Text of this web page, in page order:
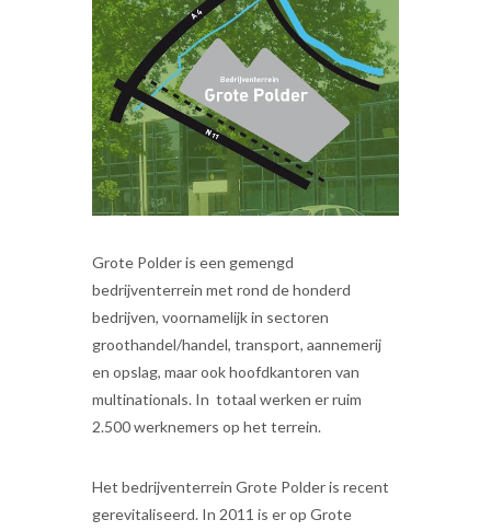
Grote Polder is een gemengd
bedrijventerrein met rond de honderd
bedrijven, voornamelijk in sectoren
groothandel/handel, transport, aannemerij
en opslag, maar ook hoofdkantoren van
multinationals. In totaal werken er ruim
2.500 werknemers op het terrein.
Het bedrijventerrein Grote Polder is recent
gerevitaliseerd. In 2011 is er op Grote